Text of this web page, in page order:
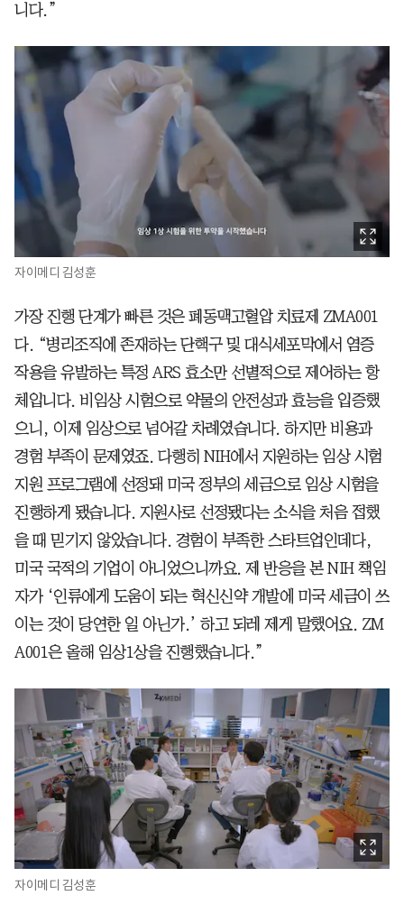
니다.”
자이메디 김성훈
가장 진행 단계가 빠른 것은 폐동맥고혈압 치료제 ZMA001
다. “병리조직에 존재하는 단핵구 및 대식세포막에서 염증
작용을 유발하는 특정 ARS 효소만 선별적으로 제어하는 항
체입니다. 비임상 시험으로 약물의 안전성과 효능을 입증했
으니, 이제 임상으로 넘어갈 차례였습니다. 하지만 비용과
경험 부족이 문제였죠. 다행히 NIH에서 지원하는 임상 시험
지원 프로그램에 선정돼 미국 정부의 세금으로 임상 시험을
진행하게 됐습니다. 지원사로 선정됐다는 소식을 처음 접했
을 때 믿기지 않았습니다. 경험이 부족한 스타트업인데다,
미국 국적의 기업이 아니었으니까요. 제 반응을 본 NIH 책임
자가 ‘인류에게 도움이 되는 혁신신약 개발에 미국 세금이 쓰
이는 것이 당연한 일 아닌가.’ 하고 되레 제게 말했어요. ZM
A001은 올해 임상1상을 진행했습니다.”
자이메디 김성훈